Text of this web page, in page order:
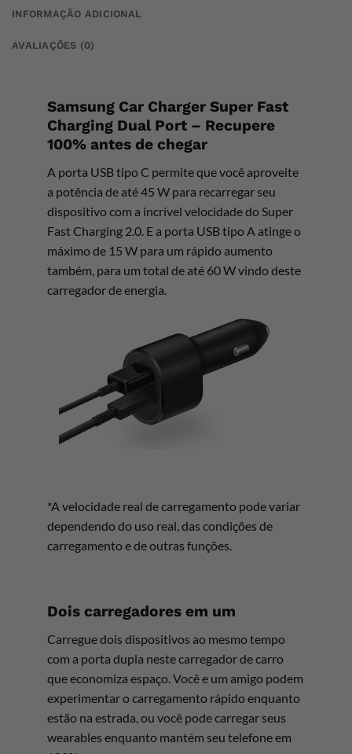
INFORMAÇÃO ADICIONAL
AVALIAÇÕES (0)
Samsung Car Charger Super Fast
Charging Dual Port – Recupere
100% antes de chegar
A porta USB tipo C permite que você aproveite
a potência de até 45 W para recarregar seu
dispositivo com a incrível velocidade do Super
Fast Charging 2.0. E a porta USB tipo A atinge o
máximo de 15 W para um rápido aumento
também, para um total de até 60 W vindo deste
carregador de energia.
*A velocidade real de carregamento pode variar
dependendo do uso real, das condições de
carregamento e de outras funções.
Dois carregadores em um
Carregue dois dispositivos ao mesmo tempo
com a porta dupla neste carregador de carro
que economiza espaço. Você e um amigo podem
experimentar o carregamento rápido enquanto
estão na estrada, ou você pode carregar seus
wearables enquanto mantém seu telefone em